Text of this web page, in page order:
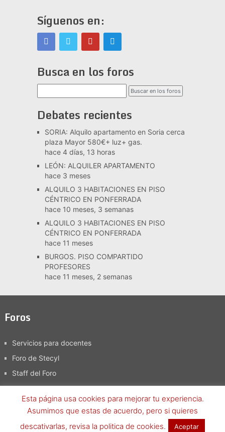
Síguenos en:
Busca en los foros
Debates recientes
SORIA: Alquilo apartamento en Soria cerca
plaza Mayor 580€+ luz+ gas.
hace 4 días, 13 horas
LEÓN: ALQUILER APARTAMENTO
hace 3 meses
ALQUILO 3 HABITACIONES EN PISO
CÉNTRICO EN PONFERRADA
hace 10 meses, 3 semanas
ALQUILO 3 HABITACIONES EN PISO
CÉNTRICO EN PONFERRADA
hace 11 meses
BURGOS. PISO COMPARTIDO
PROFESORES
hace 11 meses, 2 semanas
Foros
Servicios para docentes
Foro de Stecyl
Staff del Foro
Foro SteCyL-iCopyright © 2026.
Esta página usa cookies para mejorar tu experiencia.
Asumimos que estas de acuerdo, pero si quieres
descativarlas, revisa la politica de cookies.
Aceptar